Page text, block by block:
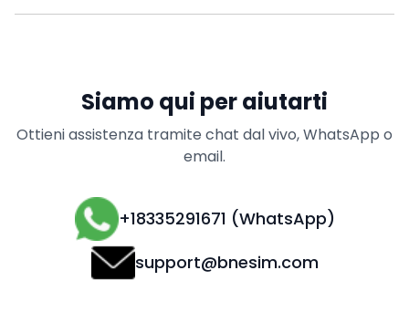
Siamo qui per aiutarti
Ottieni assistenza tramite chat dal vivo, WhatsApp o
email.
+18335291671 (WhatsApp)
support@bnesim.com